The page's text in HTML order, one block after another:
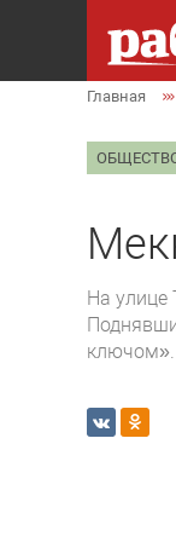
Главная
На улице
ключом».